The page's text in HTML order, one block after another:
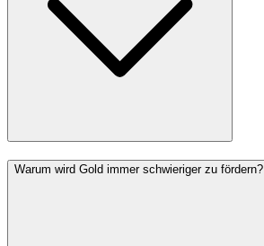
Warum wird Gold immer schwieriger zu fördern?